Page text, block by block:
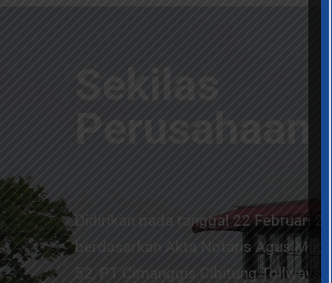
Sekilas
Perusahaan
Didirikan pada tanggal 22 Februari
berdasarkan Akta Notaris Agus
52, PT Cimanggis Cibitung Tollways